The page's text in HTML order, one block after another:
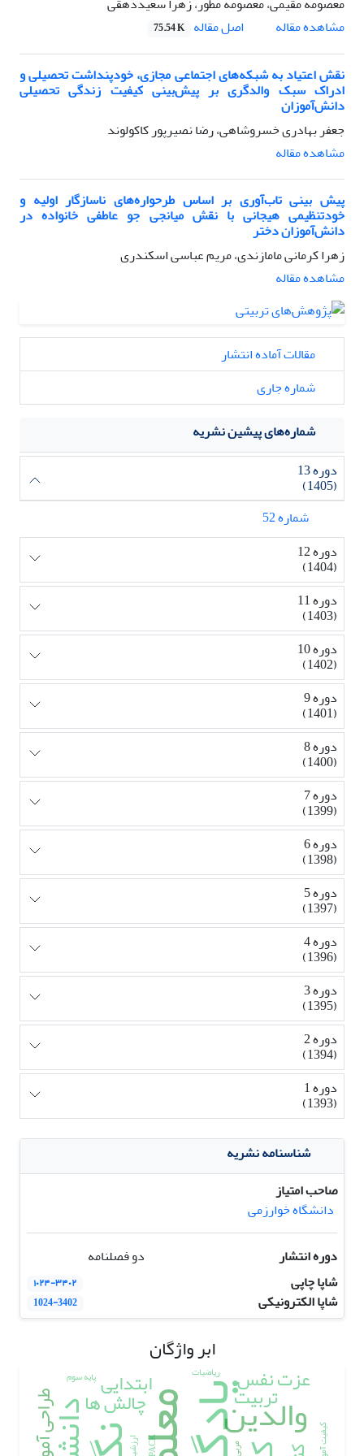
مشاهده مقاله
اصل مقاله 75.54 K
نقش اعتیاد به شبکه‌های اجتماعی مجازی، خودپنداشت تحصیلی و
ادراک سبک والدگری بر پیش‌بینی کیفیت زندگی تحصیلی
دانش‌آموزان
جعفر بهادری خسروشاهی، رضا نصیرپور کاکولوند
مشاهده مقاله
پیش بینی تاب‌آوری بر اساس طرحواره‌های ناسازگار اولیه و
خودتنظیمی هیجانی با نقش میانجی جو عاطفی خانواده در
دانش‌آموزان دختر
زهرا کرمانی مامازندی، مریم عباسی اسکندری
مشاهده مقاله
مقالات آماده انتشار
شماره جاری
شماره‌های پیشین نشریه
دوره 13
(1405)
شماره 52
دوره 12
(1404)
دوره 11
(1403)
دوره 10
(1402)
دوره 9
(1401)
دوره 8
(1400)
دوره 7
(1399)
دوره 6
(1398)
دوره 5
(1397)
دوره 4
(1396)
دوره 3
(1395)
دوره 2
(1394)
دوره 1
(1393)
شناسنامه نشریه
صاحب امتیاز
دانشگاه خوارزمی
دوره انتشار
دو فصلنامه
شاپا چاپی
۱۰۲۴-۳۴۰۲
شاپا الکترونیکی 1024-3402
ابر واژگان
والدین
عزت نفس
چالش ها
ابتدایی تربیت
پایه سوم ریاضیات
TPACK مربی